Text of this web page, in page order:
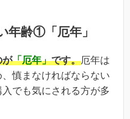
年齢①「厄年」
が「厄年」です。厄年は
慎まなければならない
でも気にされる方が多